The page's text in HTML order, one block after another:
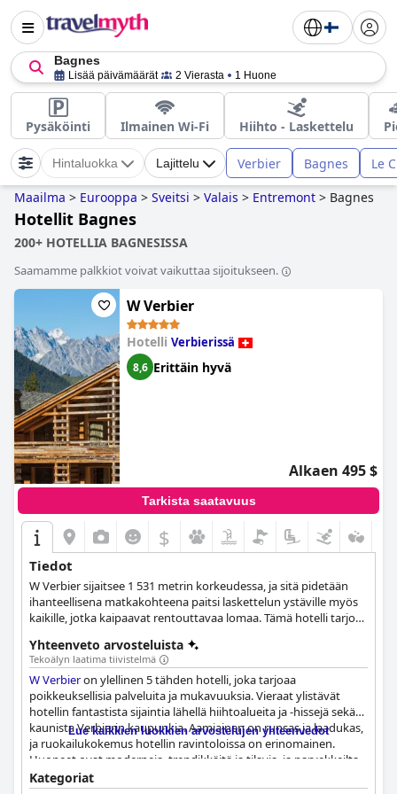
Bagnes
Lisää päivämäärät 2 Vierasta 1 Huone
Pysäköinti Ilmainen Wi-Fi Hiihto - Laskettelu
Hintaluokka Lajittelu Verbier Bagnes Le
Maailma > Eurooppa > Sveitsi > Valais > Entremont > Bagnes
Hotellit Bagnes
200+ HOTELLIA BAGNESISSA
Saamamme palkkiot voivat vaikuttaa sijoitukseen.
W Verbier
Hotelli Verbierissä
8,6 Erittäin hyvä
Alkaen 495 $
Tarkista saatavuus
$
Tiedot
W Verbier sijaitsee 1 531 metrin korkeudessa, ja sitä pidetään
ihanteellisena matkakohteena paitsi laskettelun ystäville myös
kaikille, jotka kaipaavat rentouttavaa lomaa. Tämä hotelli tarjoaa
baaria sekä kylpylän, ja se on pelkkä ylellisyyden keidas, jossa
yhdistyvät rauha ja viihde kaikille vierailleen.
Yhteenveto arvosteluista
Tekoälyn laatima tiivistelmä
W Verbieron ylellinen 5 tähden hotelli, joka tarjoaa
poikkeuksellisia palveluita ja mukavuuksia. Vieraat ylistävät
hotellin fantastista sijaintia lähellä hiihtoalueita ja -hissejä sekä
kaunista Verbierin kaupunkia. Aamiainen on runsas ja laadukas,
ja ruokailukokemus hotellin ravintoloissa on erinomainen.
Huoneet ovat moderneja, trendikkäitä ja tilavia, ja parvekkeilta
on henkeäsalpaavat näkymät. Hotellia kehutaan erittäin paljon
Lue kaikkien luokkien arvostelujen yhteenvedot
Kategoriat